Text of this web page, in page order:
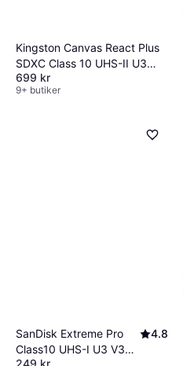
Kingston Canvas React Plus
SDXC Class 10 UHS-II U3
V60 280/100MB/s 128GB
699 kr
9+ butiker
SanDisk Extreme Pro
Class10 UHS-I U3 V30
4.8